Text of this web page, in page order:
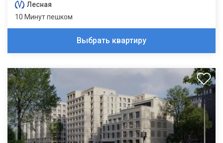
Лесная
10 Минут пешком
Выбрать квартиру